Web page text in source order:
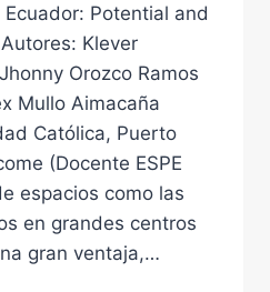
Potential and
Klever
Orozco Ramos
Mullo Aimacaña
Católica, Puerto
(Docente ESPE
espacios como las
en grandes centros
gran ventaja,…